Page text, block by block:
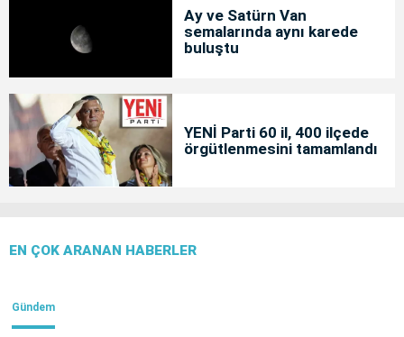
Ay ve Satürn Van
semalarında aynı karede
buluştu
YENİ Parti 60 il, 400 ilçede
örgütlenmesini tamamlandı
EN ÇOK ARANAN HABERLER
Gündem